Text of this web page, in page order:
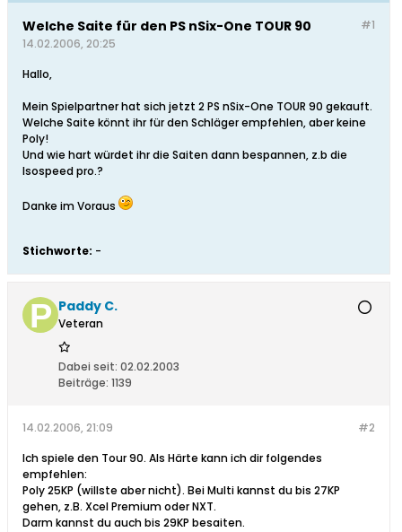
#1
Welche Saite für den PS nSix-One TOUR 90
14.02.2006, 20:25
Hallo,
Mein Spielpartner hat sich jetzt 2 PS nSix-One TOUR 90 gekauft.
Welche Saite könnt ihr für den Schläger empfehlen, aber keine
Poly!
Und wie hart würdet ihr die Saiten dann bespannen, z.b die
Isospeed pro.?
Danke im Voraus
Stichworte: -
Paddy C.
Veteran
Dabei seit: 02.02.2003
Beiträge: 1139
#2
14.02.2006, 21:09
Ich spiele den Tour 90. Als Härte kann ich dir folgendes
empfehlen:
Poly 25KP (willste aber nicht). Bei Multi kannst du bis 27KP
gehen, z.B. Xcel Premium oder NXT.
Darm kannst du auch bis 29KP besaiten.